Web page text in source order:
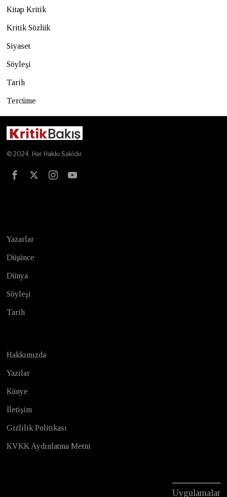
Kitap Kritik
Kritik Sözlük
Siyaset
Söyleşi
Tarih
Tercüme
© 2024. Her Hakkı Sakldır
Yazarlar
Düşünce
Dünya
Söyleşi
Tarih
Hakkımızda
Yazılar
Künye
İletişim
Gizlilik Politikası
KVKK Aydınlatma Metni
Uygulamalar